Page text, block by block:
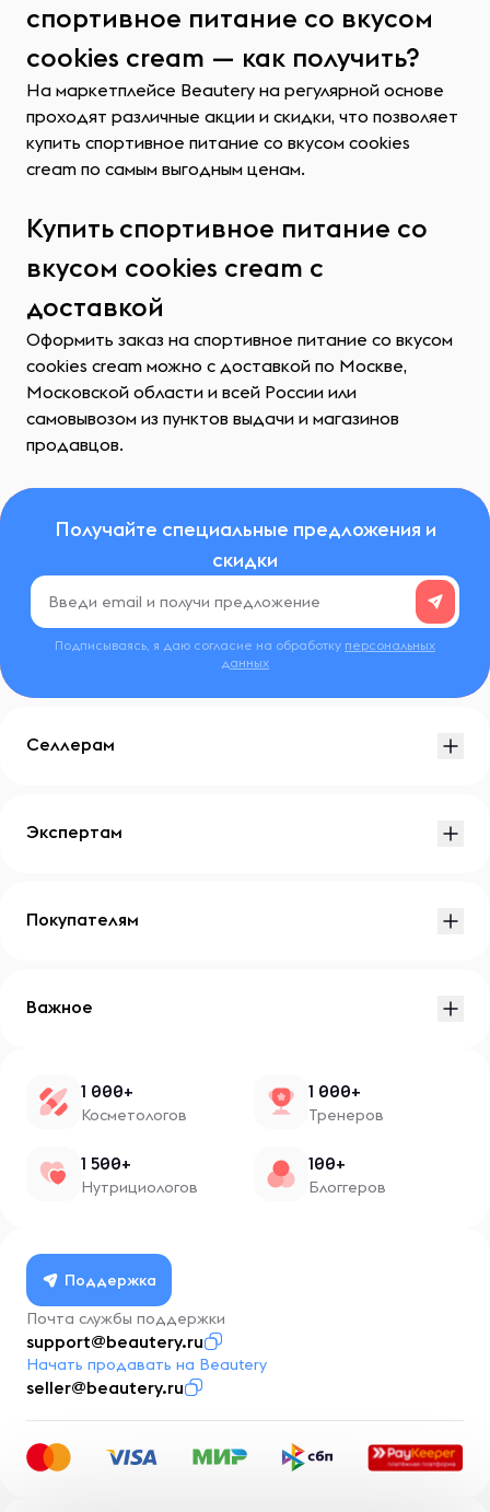
спортивное питание со вкусом
cookies cream — как получить?
На маркетплейсе Beautery на регулярной основе
проходят различные акции и скидки, что позволяет
купить спортивное питание со вкусом cookies
cream по самым выгодным ценам.
Купить спортивное питание со
вкусом cookies cream с
доставкой
Оформить заказ на спортивное питание со вкусом
cookies cream можно с доставкой по Москве,
Московской области и всей России или
самовывозом из пунктов выдачи и магазинов
продавцов.
Получайте специальные предложения и
скидки
Подписываясь, я даю согласие на обработку персональных
данных
Селлерам
Экспертам
Покупателям
Важное
1 000+
Косметологов
1 000+
Тренеров
1 500+
Нутрициологов
100+
Блоггеров
Поддержка
Почта службы поддержки
support@beautery.ru
Начать продавать на Beautery
seller@beautery.ru